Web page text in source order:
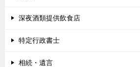
深夜酒類提供飲食店
特定行政書士
相続・遺言